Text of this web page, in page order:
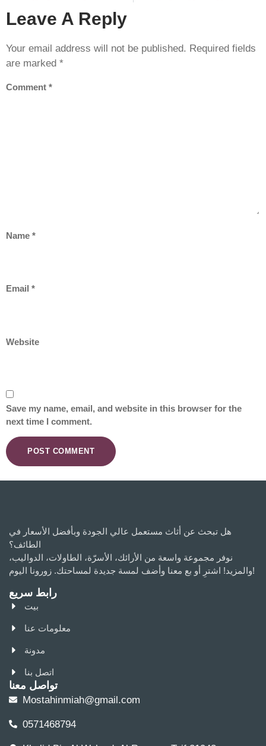
Leave A Reply
Your email address will not be published. Required fields
are marked *
Comment *
Name *
Email *
Website
Save my name, email, and website in this browser for the
next time I comment.
هل تبحث عن أثاث مستعمل عالي الجودة وبأفضل الأسعار في
الطائف؟
نوفر مجموعة واسعة من الأرائك، الأسرّة، الطاولات، الدواليب،
والمزيد! اشترِ أو بع معنا وأضف لمسة جديدة لمساحتك. زورونا اليوم!
رابط سريع
بيت
معلومات عنا
مدونة
اتصل بنا
تواصل معنا
Mostahinmiah@gmail.com
0571468794